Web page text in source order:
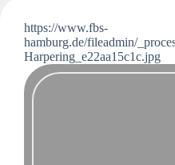
https://www.fbs-
hamburg.de/fileadmin/
Harpering_e22aa15c1c.jpg